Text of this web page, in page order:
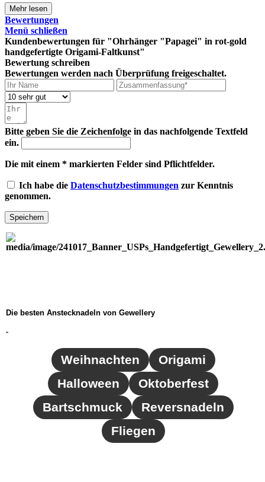
Mehr lesen
Bewertungen
Menü schließen
Kundenbewertungen für "Ohrhänger "Papagei" in rot-gold
handgefertigte Origami-Faltkunst"
Bewertung schreiben
Bewertungen werden nach Überprüfung freigeschaltet.
Bitte geben Sie die Zeichenfolge in das nachfolgende Textfeld
ein.
Die mit einem * markierten Felder sind Pflichtfelder.
Ich habe die Datenschutzbestimmungen zur Kenntnis
genommen.
Speichern
Die besten Anstecknadeln von Gewellery
96
Weihnachten
Origami
Halloween
Oktoberfest
Bartschmuck
Reversnadeln
Fliegen